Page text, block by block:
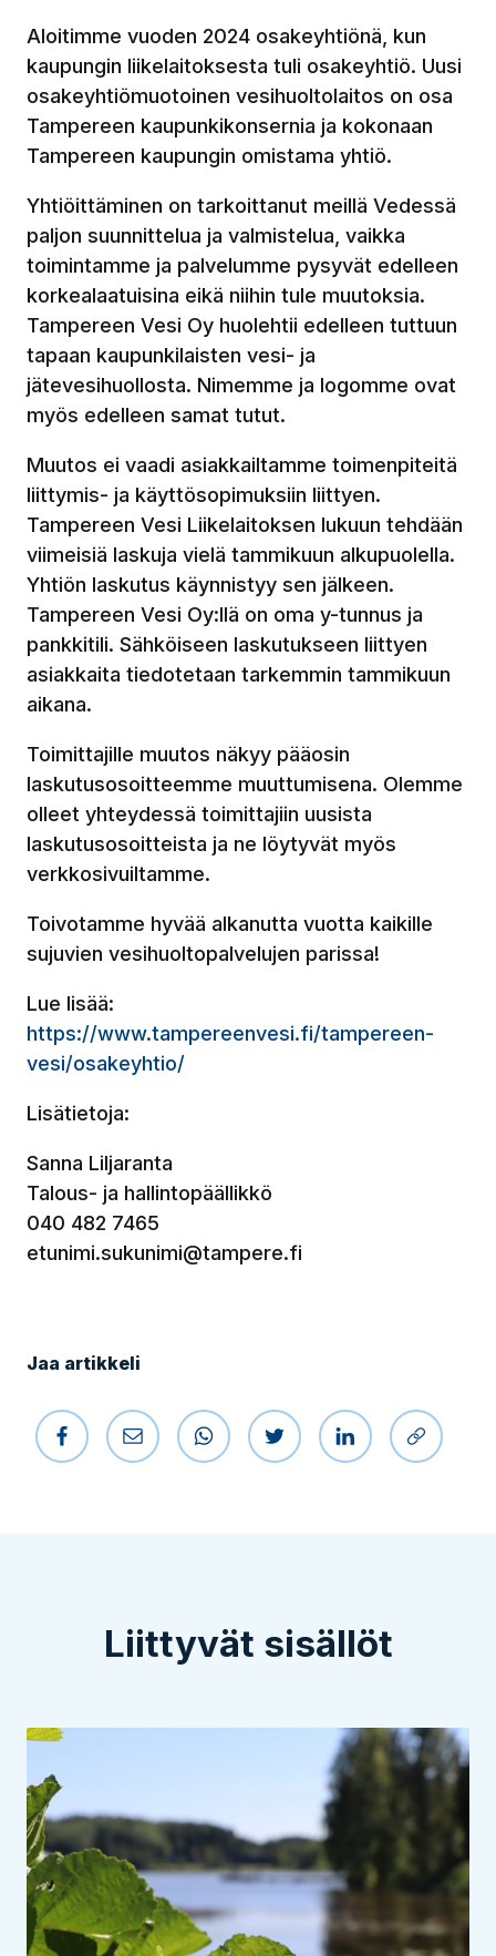
Aloitimme vuoden 2024 osakeyhtiönä, kun
kaupungin liikelaitoksesta tuli osakeyhtiö. Uusi
osakeyhtiömuotoinen vesihuoltolaitos on osa
Tampereen kaupunkikonsernia ja kokonaan
Tampereen kaupungin omistama yhtiö.
Yhtiöittäminen on tarkoittanut meillä Vedessä
paljon suunnittelua ja valmistelua, vaikka
toimintamme ja palvelumme pysyvät edelleen
korkealaatuisina eikä niihin tule muutoksia.
Tampereen Vesi Oy huolehtii edelleen tuttuun
tapaan kaupunkilaisten vesi- ja
jätevesihuollosta. Nimemme ja logomme ovat
myös edelleen samat tutut.
Muutos ei vaadi asiakkailtamme toimenpiteitä
liittymis- ja käyttösopimuksiin liittyen.
Tampereen Vesi Liikelaitoksen lukuun tehdään
viimeisiä laskuja vielä tammikuun alkupuolella.
Yhtiön laskutus käynnistyy sen jälkeen.
Tampereen Vesi Oy:llä on oma y-tunnus ja
pankkitili. Sähköiseen laskutukseen liittyen
asiakkaita tiedotetaan tarkemmin tammikuun
aikana.
Toimittajille muutos näkyy pääosin
laskutusosoitteemme muuttumisena. Olemme
olleet yhteydessä toimittajiin uusista
laskutusosoitteista ja ne löytyvät myös
verkkosivuiltamme.
Toivotamme hyvää alkanutta vuotta kaikille
sujuvien vesihuoltopalvelujen parissa!
Lue lisää:
https://www.tampereenvesi.fi/tampereen-
vesi/osakeyhtio/
Lisätietoja:
Sanna Liljaranta
Talous- ja hallintopäällikkö
040 482 7465
etunimi.sukunimi@tampere.fi
Jaa artikkeli
Jaa Facebookissa
Jaa sähköpostilla
Jaa WhatsAppissa
Jaa Twitterissä
Jaa Kopioi
Liittyvät sisällöt